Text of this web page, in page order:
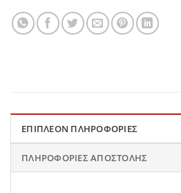
ΕΠΙΠΛΈΟΝ ΠΛΗΡΟΦΟΡΊΕΣ
ΠΛΗΡΟΦΟΡΊΕΣ ΑΠΟΣΤΟΛΉΣ